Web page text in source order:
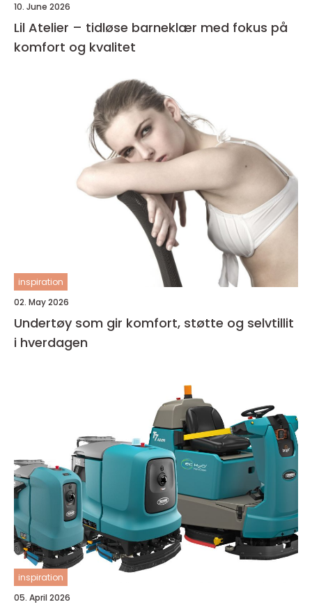
10. June 2026
Lil Atelier – tidløse barneklær med fokus på
komfort og kvalitet
inspiration
02. May 2026
Undertøy som gir komfort, støtte og selvtillit
i hverdagen
inspiration
05. April 2026